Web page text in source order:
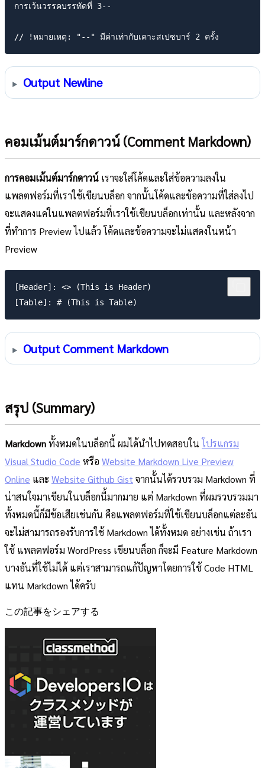
การเว้นวรรคบรรทัดที่ 3--
Output Newline
คอมเม้นต์มาร์กดาวน์ (Comment Markdown)
การคอมเม้นต์มาร์กดาวน์ เราจะใส่โค้ดและใส่ข้อความลงใน
แพลตฟอร์มที่เราใช้เขียนบล็อก จากนั้นโค้ดและข้อความที่ใส่ลงไป
จะแสดงแค่ในแพลตฟอร์มที่เราใช้เขียนบล็อกเท่านั้น และหลังจาก
ที่ทำการ Preview ไปแล้ว โค้ดและข้อความจะไม่แสดงในหน้า
Preview
[Header]: <> (This is Header)
Output Comment Markdown
สรุป (Summary)
Markdownทั้งหมดในบล็อกนี้ ผมได้นำไปทดสอบใน โปรแกรม
Visual Studio Code หรือ Website Markdown Live Preview
Online และ Website Github Gist จากนั้นได้รวบรวม Markdown ที่
น่าสนใจมาเขียนในบล็อกนี้มากมาย แต่ Markdown ที่ผมรวบรวมมา
ทั้งหมดนี้ก็มีข้อเสียเช่นกัน คือแพลตฟอร์มที่ใช้เขียนบล็อกแต่ละอัน
จะไม่สามารถรองรับการใช้ Markdown ได้ทั้งหมด อย่างเช่น ถ้าเรา
ใช้ แพลตฟอร์ม WordPress เขียนบล็อก ก็จะมี Feature Markdown
บางอันที่ใช้ไม่ได้ แต่เราสามารถแก้ปัญหาโดยการใช้ Code HTML
แทน Markdown ได้ครับ
この記事をシェアする